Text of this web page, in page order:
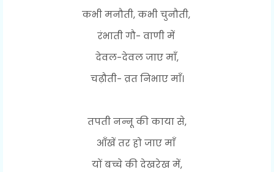
कभी मनौती, कभी चुनौती,
रंभाती गौ- वाणी में
देवल-देवल जाए माँ,
चढ़ौती- व्रत निभाए माँ।
तपती नन्नू की काया से,
आँखें तर हो जाए माँ
यों बच्चे की देखरेख में,